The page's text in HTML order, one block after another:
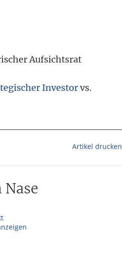
Aufsichtsrat
Investorvs.
Artikel drucken
Nase